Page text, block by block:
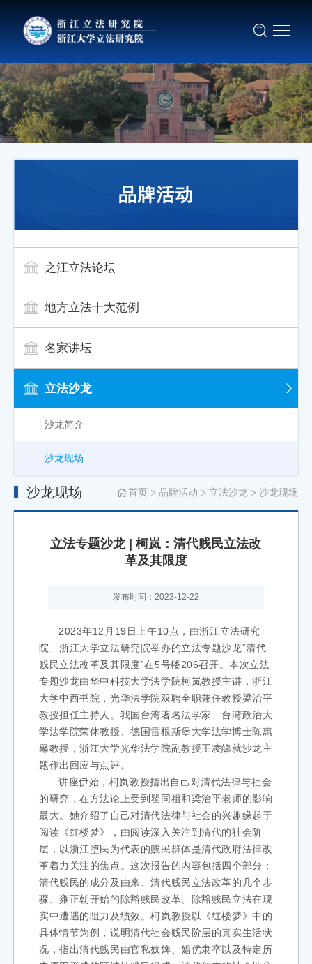
品牌活动
之江立法论坛
地方立法十大范例
名家讲坛
立法沙龙
沙龙简介
沙龙现场
沙龙现场 首页 品牌活动 立法沙龙 沙龙现场
立法专题沙龙 | 柯岚：清代贱民立法改
革及其限度
发布时间：2023-12-22
2023年12月19日上午10点，由浙江立法研究
院、浙江大学立法研究院举办的立法专题沙龙“清代
贱民立法改革及其限度”在5号楼206召开。本次立法
专题沙龙由华中科技大学法学院柯岚教授主讲，浙江
大学中西书院，光华法学院双聘全职兼任教授梁治平
教授担任主持人。我国台湾著名法学家、台湾政治大
学法学院荣休教授、德国雷根斯堡大学法学博士陈惠
馨教授，浙江大学光华法学院副教授王凌皞就沙龙主
题作出回应与点评。
讲座伊始，柯岚教授指出自己对清代法律与社会
的研究，在方法论上受到瞿同祖和梁治平老师的影响
最大。她介绍了自己对清代法律与社会的兴趣缘起于
阅读《红楼梦》，由阅读深入关注到清代的社会阶
层，以浙江堕民为代表的贱民群体是清代政府法律改
革着力关注的焦点。这次报告的内容包括四个部分：
清代贱民的成分及由来、清代贱民立法改革的几个步
骤、雍正朝开始的除豁贱民改革、除豁贱民立法在现
实中遭遇的阻力及绩效。柯岚教授以《红楼梦》中的
具体情节为例，说明清代社会贱民阶层的真实生活状
况，指出清代贱民由官私奴婢、娼优隶卒以及特定历